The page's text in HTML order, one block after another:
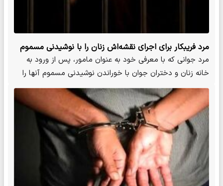
مرد فریبکار برای اجرای نقشه‌اش زنان را با نوشیدنی مسموم
بیهوش می‌کرد
مرد جوانی که با معرفی خود به عنوان مامور، پس از ورود به
خانه زنان و دختران جوان با خوراندن نوشیدنی مسموم آنها را
بیهوش…